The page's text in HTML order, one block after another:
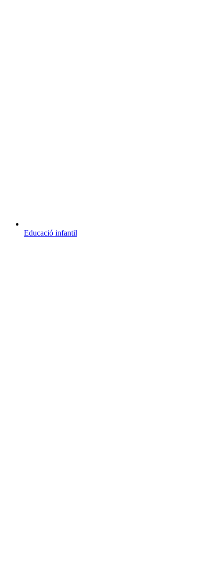
Educació infantil